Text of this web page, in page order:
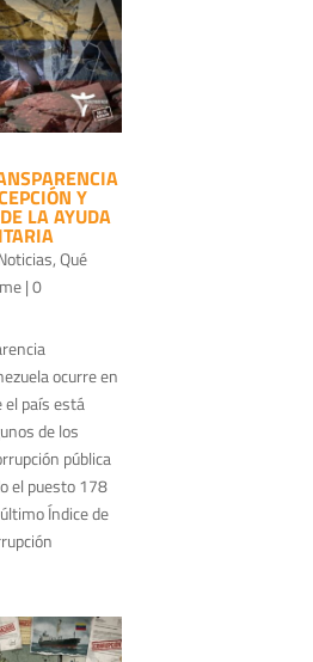
Y
LA AYUDA
,Qué
| 0
ocurre en
el país está
de los
pública
el puesto 178
Índice de